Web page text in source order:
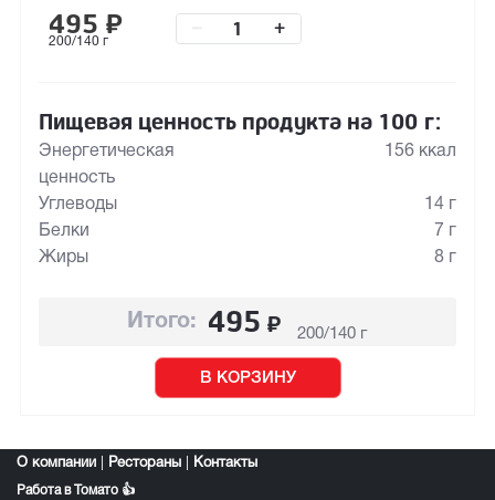
495 ₽
200/140 г
+
Пищевая ценность продукта на 100 г:
Энергетическая
ценность
156 ккал
Углеводы
14 г
Белки
7 г
Жиры
8 г
Итого: 495 ₽ 200/140 г
В КОРЗИНУ
О компании Рестораны Контакты
Работа в Томато 👍